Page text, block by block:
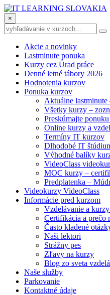
×
Akcie a novinky
Lastminute ponuka
Kurzy cez Úrad práce
Denné letné tábory 2026
Hodnotenia kurzov
Ponuka kurzov
Aktuálne
Všetky kurzy –
Preskúmajte
Online kurzy a
Termíny IT kurzov
Dlhodobé IT
Výhodné balíky
VideoClass
MOC kurzy –
Predplatenka –
Videokurzy VideoClass
Informácie pred kurzom
Vzdelávanie a
Certifikácia a prečo
Často kladené
Naši lektori
Strážny pes
Zľavy na kurzy
Blog zo sveta
Naše služby
Parkovanie
Kontaktné údaje